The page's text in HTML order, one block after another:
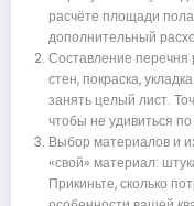
расчёте площади
дополнительный
Составление перечня
стен, покраска,
занять целый лист.
чтобы не удивиться
Выбор материалов и
«свой» материал:
Прикиньте, сколько